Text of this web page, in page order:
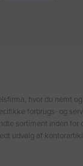
hvor du nemt
forbrugs- og
sortiment inden for
udvalg af